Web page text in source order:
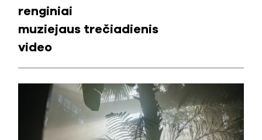
renginiai
muziejaus trečiadienis
video